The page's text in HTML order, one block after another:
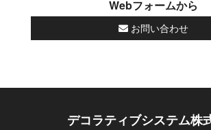
Webフォームから
お問い合わせ
デコラティブシステム株